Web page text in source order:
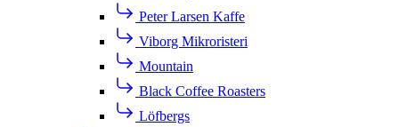
Peter Larsen Kaffe
Viborg Mikroristeri
Mountain
Black Coffee Roasters
Löfbergs